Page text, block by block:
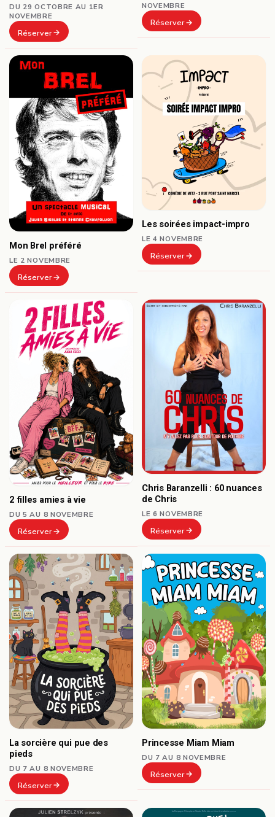
DU 29 OCTOBRE AU 1ER
NOVEMBRE
Réserver
NOVEMBRE
Réserver
Mon Brel préféré
LE 2 NOVEMBRE
Réserver
Les soirées impact-impro
LE 4 NOVEMBRE
Réserver
2 filles amies à vie
DU 5 AU 8 NOVEMBRE
Réserver
Chris Baranzelli : 60 nuances
de Chris
LE 6 NOVEMBRE
Réserver
La sorcière qui pue des
pieds
DU 7 AU 8 NOVEMBRE
Réserver
Princesse Miam Miam
DU 7 AU 8 NOVEMBRE
Réserver